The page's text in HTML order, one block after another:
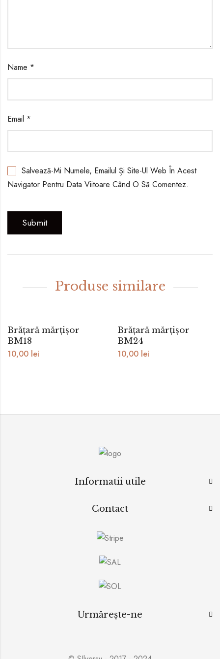
Name *
Email *
Salvează-Mi Numele, Emailul Și Site-Ul Web În Acest
Navigator Pentru Data Viitoare Când O Să Comentez.
Produse similare
Brățară mărțișor
BM18
10,00 lei
Brățară mărțișor
BM24
10,00 lei
Informatii utile
Contact
Urmărește-ne